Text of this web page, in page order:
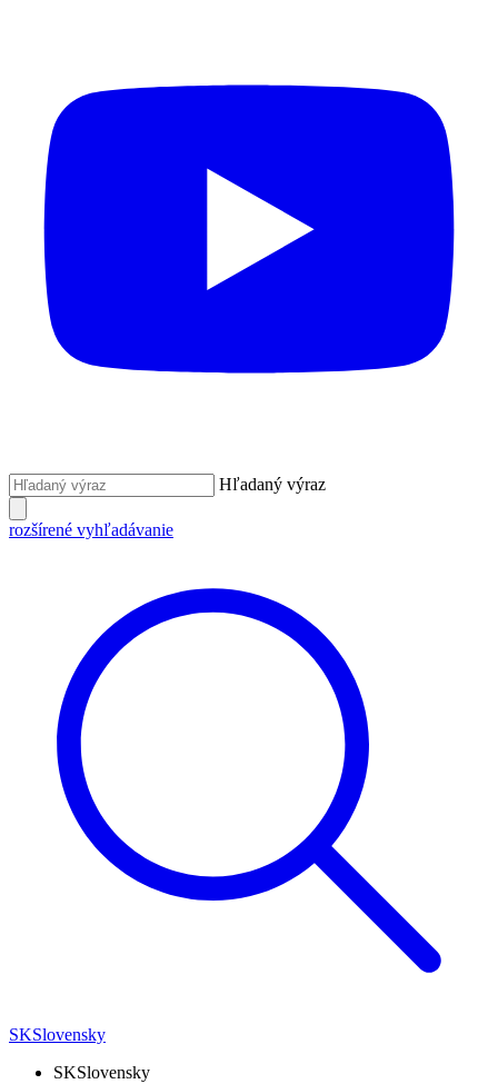
Hľadaný výraz
rozšírené vyhľadávanie
SKSlovensky
SKSlovensky